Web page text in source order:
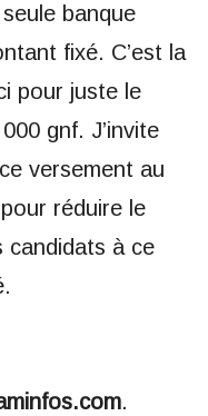
banque
fixé. C’est la
pour juste le
gnf. J’invite
versement au
réduire le
candidats à ce
.